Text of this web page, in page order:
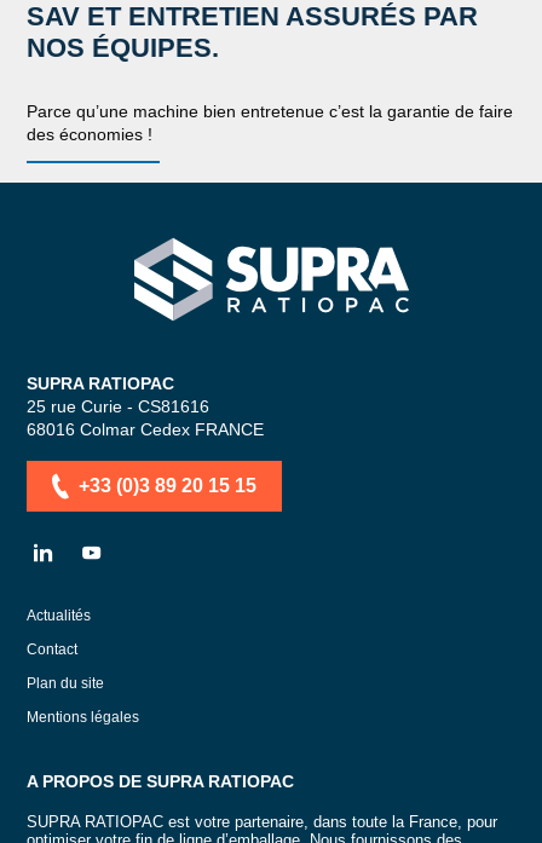
SAV ET ENTRETIEN ASSURÉS PAR
NOS ÉQUIPES.
Parce qu’une machine bien entretenue c’est la garantie de faire
des économies !
SUPRA RATIOPAC Spécialiste de
SUPRA RATIOPAC
25 rue Curie - CS81616
68016 Colmar Cedex FRANCE
+33 (0)3 89 20 15 15
LN YT
Actualités
Contact
Plan du site
Mentions légales
A PROPOS DE SUPRA RATIOPAC
SUPRA RATIOPAC est votre partenaire, dans toute la France, pour